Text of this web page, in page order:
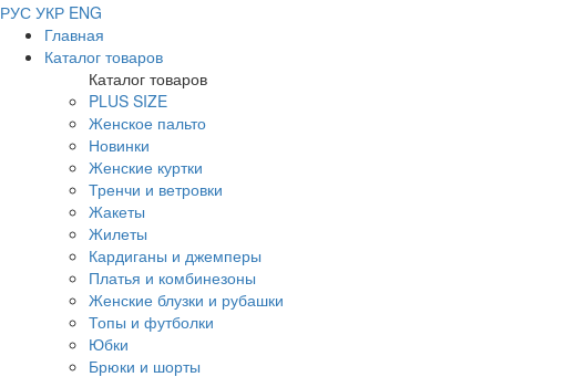
РУС УКР ENG
Главная
Каталог товаров
Каталог товаров
PLUS SIZE
Женское пальто
Новинки
Женские куртки
Тренчи и ветровки
Жакеты
Жилеты
Кардиганы и джемперы
Платья и комбинезоны
Женские блузки и рубашки
Топы и футболки
Юбки
Брюки и шорты